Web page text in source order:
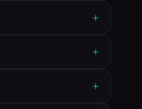
+
+
+